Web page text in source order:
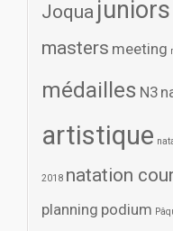
Joqua juniors
masters meeting
médailles N3
artistique
2018 natation
planning podium